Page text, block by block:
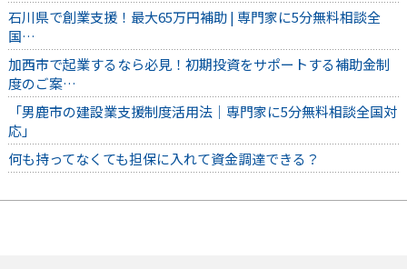
石川県で創業支援！最大65万円補助 | 専門家に5分無料相談全
国…
加西市で起業するなら必見！初期投資をサポートする補助金制
度のご案…
「男鹿市の建設業支援制度活用法｜専門家に5分無料相談全国対
応」
何も持ってなくても担保に入れて資金調達できる？